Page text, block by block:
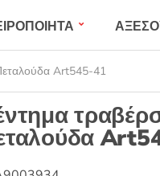
Art545-41